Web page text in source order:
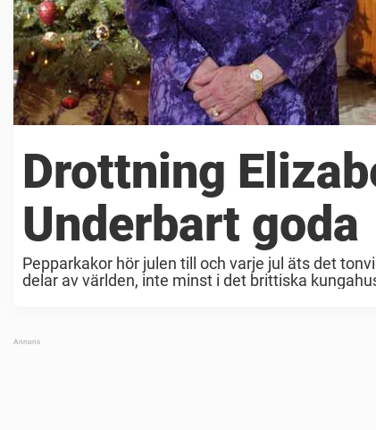
Drottning
Underbart goda
Pepparkakor hör julen till och varje jul äts det
delar av världen, inte minst i det brittiska